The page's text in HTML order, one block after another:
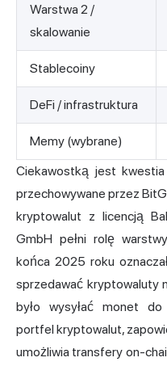
Warstwa 2 /
skalowanie
Stablecoiny
DeFi / infrastruktura
Memy (wybrane)
Ciekawostką jest
przechowywane przez
kryptowalut z licencją
GmbH pełni rolę
końca 2025 roku
sprzedawać kryptowaluty
było wysyłać monet
portfel kryptowalut,
umożliwia transfery on-